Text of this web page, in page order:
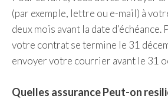
(par exemple, lettre ou e-mail) à
deux mois avant la date d’échéance.
votre contrat se termine le 31
envoyer votre courrier avant le 31
Quelles assurance Peut-on